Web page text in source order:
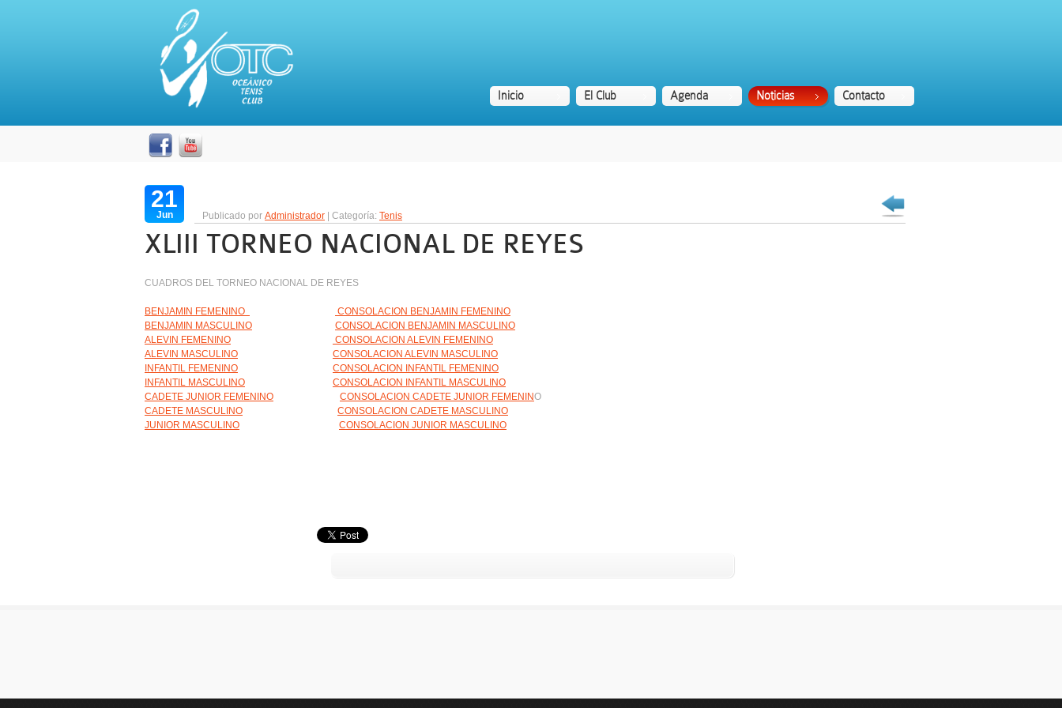
Inicio El Club Agenda Noticias Contacto
21
Jun Publicado por Administrador | Categoría: Tenis
XLIII TORNEO NACIONAL DE REYES
CUADROS DEL TORNEO NACIONAL DE REYES
BENJAMIN FEMENINO
CONSOLACION BENJAMIN FEMENINO
BENJAMIN MASCULINO
CONSOLACION BENJAMIN MASCULINO
ALEVIN FEMENINO
CONSOLACION ALEVIN FEMENINO
ALEVIN MASCULINO
CONSOLACION ALEVIN MASCULINO
INFANTIL FEMENINO
CONSOLACION INFANTIL FEMENINO
INFANTIL MASCULINO
CONSOLACION INFANTIL MASCULINO
CADETE JUNIOR FEMENINO
CONSOLACION CADETE JUNIOR FEMENINO
CADETE MASCULINO
CONSOLACION CADETE MASCULINO
JUNIOR MASCULINO
CONSOLACION JUNIOR MASCULINO